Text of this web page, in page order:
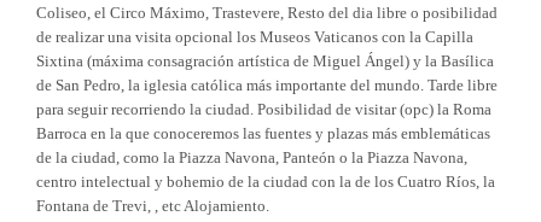
Coliseo, el Circo Máximo, Trastevere, Resto del dia libre o posibilidad
de realizar una visita opcional los Museos Vaticanos con la Capilla
Sixtina (máxima consagración artística de Miguel Ángel) y la Basílica
de San Pedro, la iglesia católica más importante del mundo. Tarde libre
para seguir recorriendo la ciudad. Posibilidad de visitar (opc) la Roma
Barroca en la que conoceremos las fuentes y plazas más emblemáticas
de la ciudad, como la Piazza Navona, Panteón o la Piazza Navona,
centro intelectual y bohemio de la ciudad con la de los Cuatro Ríos, la
Fontana de Trevi, , etc Alojamiento.